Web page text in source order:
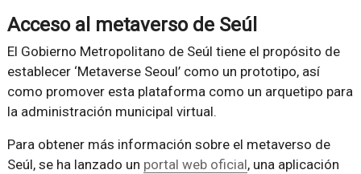
Acceso al metaverso de Seúl
El Gobierno Metropolitano de Seúl tiene el propósito de
establecer ‘Metaverse Seoul’ como un prototipo, así
como promover esta plataforma como un arquetipo para
la administración municipal virtual.
Para obtener más información sobre el metaverso de
Seúl, se ha lanzado un portal web oficial, una aplicación